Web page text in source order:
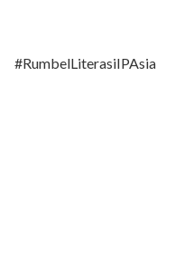
#RumbelLiterasiIPAsia